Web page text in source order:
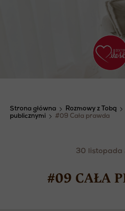
Strona główna Rozmowy z Tobą
publicznymi
#09 Cała prawda
30 listopada
#09 CAŁA